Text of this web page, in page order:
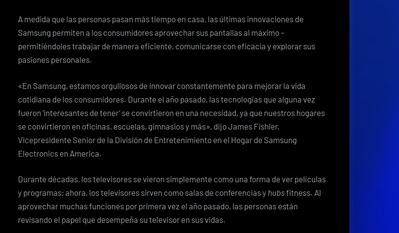
monitores
2021,
descubrir
lo
que
le
encanta
A medida que las personas pasan más tiempo en casa, las últimas innovaciones de
Samsung permiten a los consumidores aprovechar sus pantallas al máximo –
permitiéndoles trabajar de manera eficiente, comunicarse con eficacia y explorar sus
pasiones personales.
«En Samsung, estamos orgullosos de innovar constantemente para mejorar la vida
cotidiana de los consumidores. Durante el año pasado, las tecnologías que alguna vez
fueron ‘interesantes de tener’ se convirtieron en una necesidad, ya que nuestros hogares
se convirtieron en oficinas, escuelas, gimnasios y más», dijo James Fishler,
Vicepresidente Senior de la División de Entretenimiento en el Hogar de Samsung
Electronics en America.
Durante décadas, los televisores se vieron simplemente como una forma de ver películas
y programas; ahora, los televisores sirven como salas de conferencias y hubsfitness. Al
aprovechar muchas funciones por primera vez el año pasado, las personas están
revisando el papel que desempeña su televisor en sus vidas.